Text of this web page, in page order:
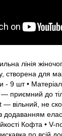
лінія
створена для
9 шт •
приємний до
вільний, не
додаванням
Кофта • V-
по всій